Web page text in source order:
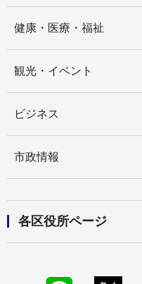
健康・医療・福祉
観光・イベント
ビジネス
市政情報
各区役所ページ